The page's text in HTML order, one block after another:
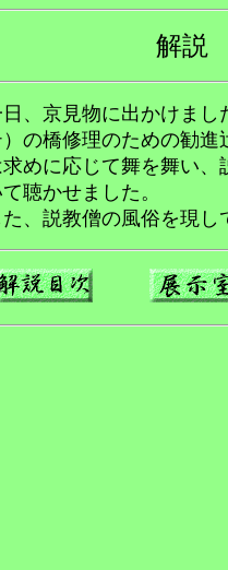
解
、京見物に出かけまし
の橋修理のための勧
めに応じて舞を舞い
聴かせました。
、説教僧の風俗を現し